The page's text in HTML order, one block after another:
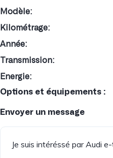
Modèle:
Kilométrage:
Année:
Transmission:
Energie:
Options et équipements :
Envoyer un message